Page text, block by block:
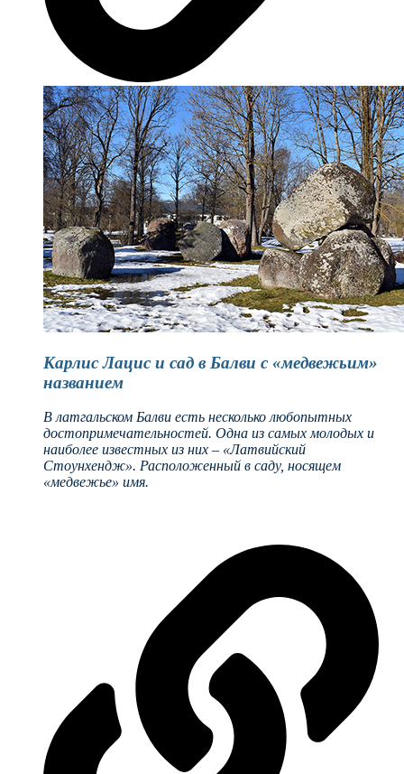
Карлис Лацис и сад в Балви с «медвежьим»
названием
В латгальском Балви есть несколько любопытных
достопримечательностей. Одна из самых молодых и
наиболее известных из них – «Латвийский
Стоунхендж». Расположенный в саду, носящем
«медвежье» имя.